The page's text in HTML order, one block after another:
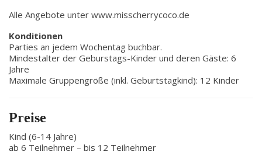
Alle Angebote unter www.misscherrycoco.de
Konditionen
Parties an jedem Wochentag buchbar.
Mindestalter der Geburstags-Kinder und deren Gäste: 6
Jahre
Maximale Gruppengröße (inkl. Geburtstagkind): 12 Kinder
Preise
Kind (6-14 Jahre)
ab 6 Teilnehmer – bis 12 Teilnehmer